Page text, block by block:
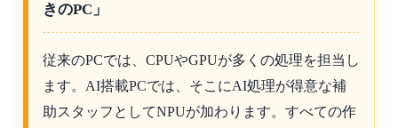
きのPC」
従来のPCでは、CPUやGPUが多くの処理を担当し
ます。AI搭載PCでは、そこにAI処理が得意な補
助スタッフとしてNPUが加わります。すべての作